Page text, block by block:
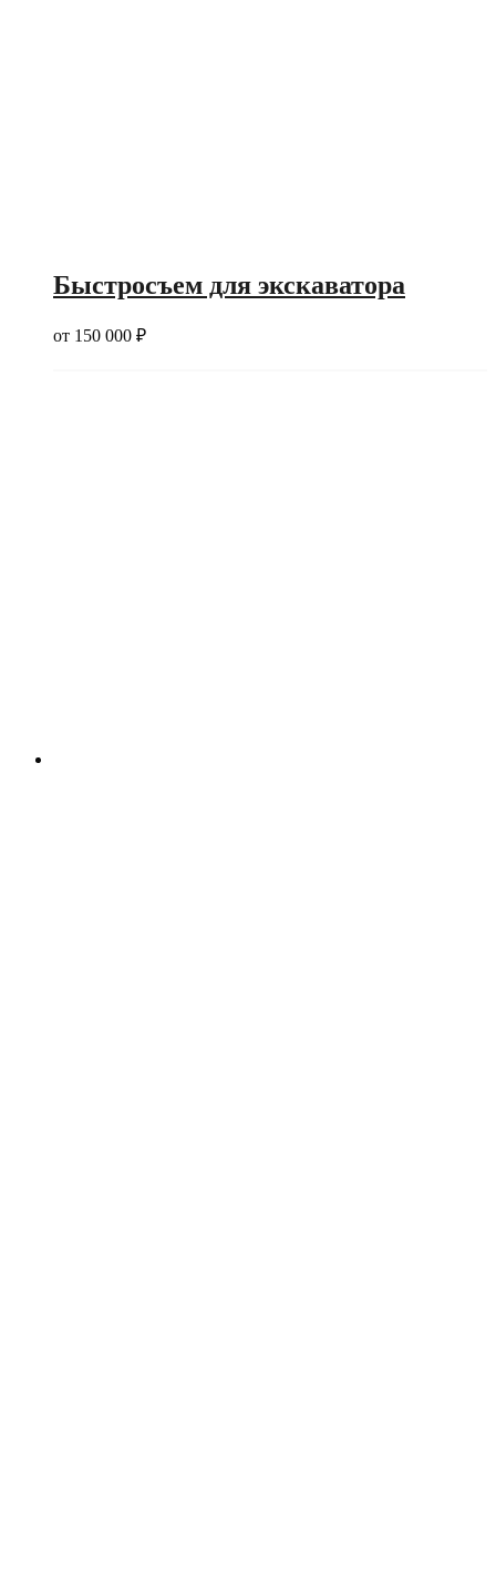
Быстросъем для экскаватора
от 150 000 ₽